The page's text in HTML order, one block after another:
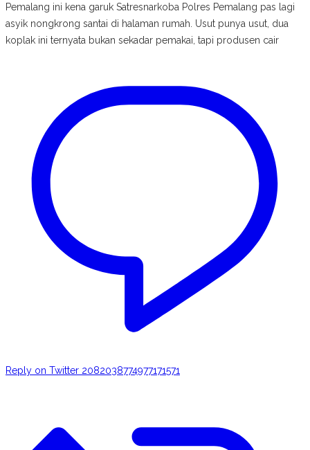
Pemalang ini kena garuk Satresnarkoba Polres Pemalang pas lagi
asyik nongkrong santai di halaman rumah. Usut punya usut, dua
koplak ini ternyata bukan sekadar pemakai, tapi produsen cair
Reply on Twitter 2082038774977171571